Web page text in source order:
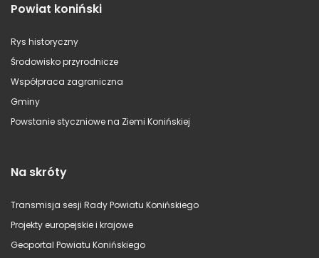
Powiat koniński
Rys historyczny
Środowisko przyrodnicze
Współpraca zagraniczna
Gminy
Powstanie styczniowe na Ziemi Konińskiej
Na skróty
Transmisja sesji Rady Powiatu Konińskiego
Projekty europejskie i krajowe
Geoportal Powiatu Konińskiego